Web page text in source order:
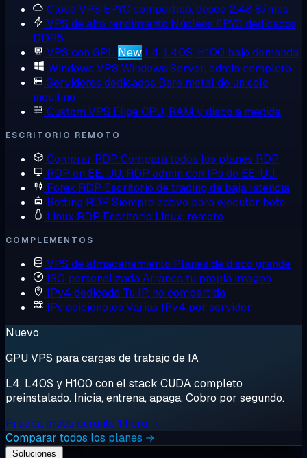
Cloud VPS EPYC compartido, desde 2,48 $/mes
VPS de alto rendimiento Núcleos EPYC dedicados,
DDR5
VPS con GPU New L4, L40S, H100 bajo demanda
Windows VPS Windows Server, admin completo
Servidores dedicados Bare metal de un solo
inquilino
Custom VPS Elige CPU, RAM y disco a medida
ESCRITORIO REMOTO
Comprar RDP Compara todos los planes RDP
RDP en EE. UU. RDP admin con IPs de EE. UU.
Forex RDP Escritorio de trading de baja latencia
Botting RDP Siempre activo para ejecutar bots
Linux RDP Escritorio Linux, remoto
COMPLEMENTOS
VPS de almacenamiento Planes de disco grande
ISO personalizadaArranca tu propia imagen
IPv4 dedicada Tu IP, no compartida
IPs adicionales Varias IPv4 por servidor
Nuevo
GPU VPS para cargas de trabajo de IA
L4, L40S y H100 con el stack CUDA completo
preinstalado. Inicia, entrena, apaga. Cobro por segundo.
Prueba gratis durante 1 hora →
Comparar todos los planes →